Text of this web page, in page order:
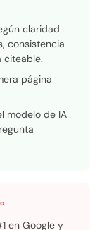
claridad
consistencia
citeable.
página
modelo de IA
en Google y